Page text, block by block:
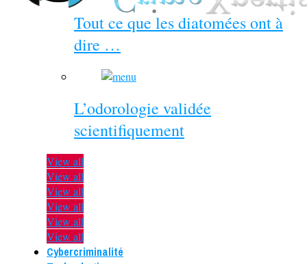
Tout ce que les diatomées ont à
dire …
L’odorologie validée
scientifiquement
View all
View all
View all
View all
View all
View all
Cybercriminalité